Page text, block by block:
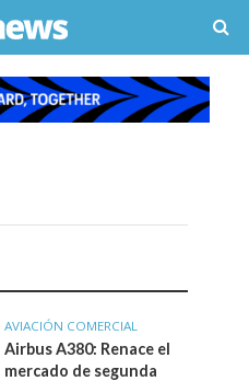
AVIACIÓN COMERCIAL
Airbus A380: Renace el
mercado de segunda